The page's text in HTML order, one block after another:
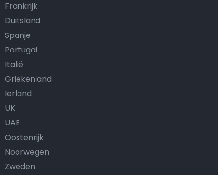
Frankrijk
Duitsland
Spanje
Portugal
Italië
Griekenland
Ierland
UK
UAE
Oostenrijk
Noorwegen
Zweden